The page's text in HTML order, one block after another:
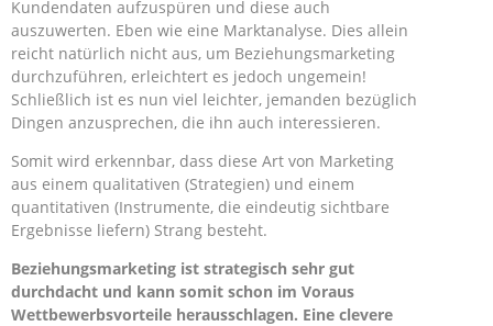
Kundendaten aufzuspüren und diese auch
auszuwerten. Eben wie eine Marktanalyse. Dies allein
reicht natürlich nicht aus, um Beziehungsmarketing
durchzuführen, erleichtert es jedoch ungemein!
Schließlich ist es nun viel leichter, jemanden bezüglich
Dingen anzusprechen, die ihn auch interessieren.
Somit wird erkennbar, dass diese Art von Marketing
aus einem qualitativen (Strategien) und einem
quantitativen (Instrumente, die eindeutig sichtbare
Ergebnisse liefern) Strang besteht.
Beziehungsmarketing ist strategisch sehr gut
durchdacht und kann somit schon im Voraus
Wettbewerbsvorteile herausschlagen. Eine clevere